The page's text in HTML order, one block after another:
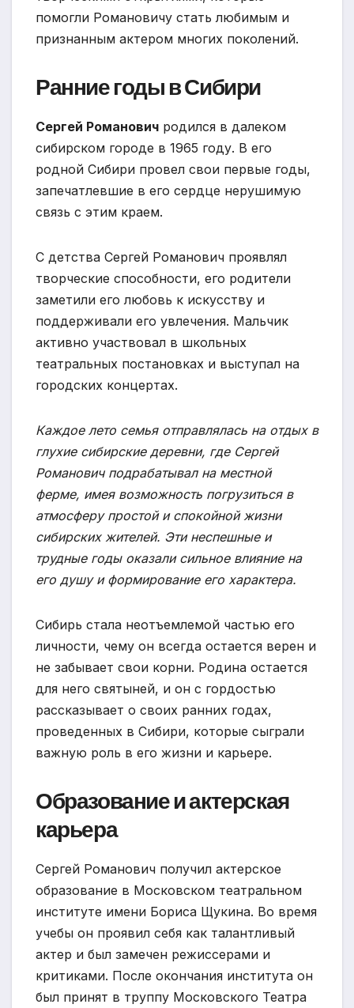
помогли Романовичу стать любимым и
признанным актером многих поколений.
Ранние годы в Сибири
Сергей Романович родился в далеком
сибирском городе в 1965 году. В его
родной Сибири провел свои первые годы,
запечатлевшие в его сердце нерушимую
связь с этим краем.
С детства Сергей Романович проявлял
творческие способности, его родители
заметили его любовь к искусству и
поддерживали его увлечения. Мальчик
активно участвовал в школьных
театральных постановках и выступал на
городских концертах.
Каждое лето семья отправлялась на отдых в
глухие сибирские деревни, где Сергей
Романович подрабатывал на местной
ферме, имея возможность погрузиться в
атмосферу простой и спокойной жизни
сибирских жителей. Эти неспешные и
трудные годы оказали сильное влияние на
его душу и формирование его характера.
Сибирь стала неотъемлемой частью его
личности, чему он всегда остается верен и
не забывает свои корни. Родина остается
для него святыней, и он с гордостью
рассказывает о своих ранних годах,
проведенных в Сибири, которые сыграли
важную роль в его жизни и карьере.
Образование и актерская
карьера
Сергей Романович получил актерское
образование в Московском театральном
институте имени Бориса Щукина. Во время
учебы он проявил себя как талантливый
актер и был замечен режиссерами и
критиками. После окончания института он
был принят в труппу Московского Театра